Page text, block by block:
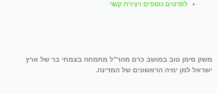
לפרטים נוספים ויצירת קשר
משק סימן טוב במושב כרם מהר”ל מתמחה בצמחי בר של ארץ
ישראל למן ימיה הראשונים של המדינה.